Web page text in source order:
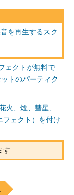
を再生するスク
ェクトが無料で
トのパーティク
火、煙、彗星、
フェクト）を付け
す